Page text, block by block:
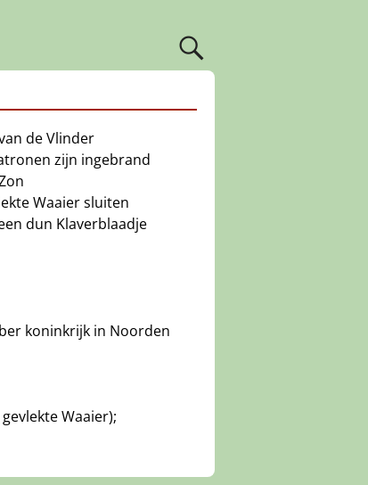
de Vlinder
zijn ingebrand
Waaier sluiten
dun Klaverblaadje
koninkrijk in Noorden
Waaier);